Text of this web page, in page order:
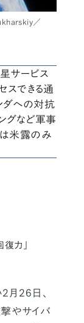
／
サービス
スできる通
ダへの対抗
グなど軍事
は米露のみ
復力」
月26日、
やサイバ